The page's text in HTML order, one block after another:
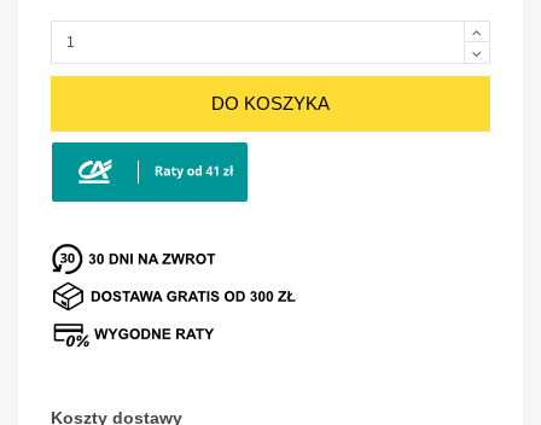
DO KOSZYKA
Koszty dostawy